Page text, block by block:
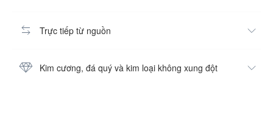
Trực tiếp từ nguồn
Kim cương, đá quý và kim loại không xung đột